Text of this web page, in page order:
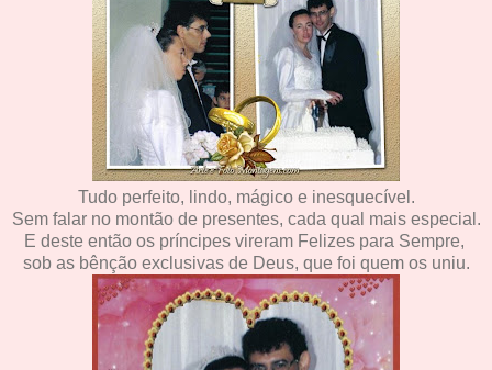
Tudo perfeito, lindo, mágico e inesquecível.
Sem falar no montão de presentes, cada qual mais especial.
E deste então os príncipes vireram Felizes para Sempre,
sob as bênção exclusivas de Deus, que foi quem os uniu.